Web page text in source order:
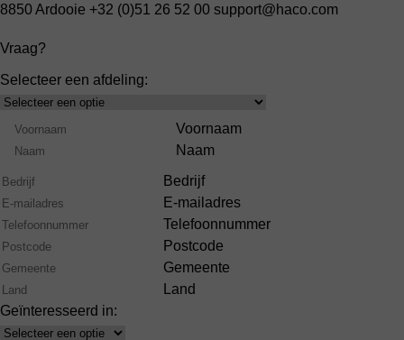
8850 Ardooie +32 (0)51 26 52 00 support@haco.com
Vraag?
Selecteer een afdeling:
Select
Product
Range
Naam
Voornaam
Naam
Bedrijf
E-mailadres
Telefoonnummer
Postcode
Gemeente
Land
Geïnteresseerd in:
Interests